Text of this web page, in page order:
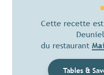
Cette recette
du restaurant
Tables &